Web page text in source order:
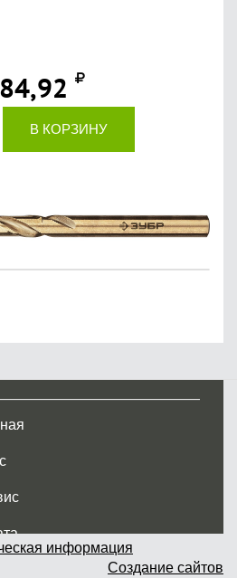
В КОРЗИНУ
и самовывоз
информация
Создание сайтов